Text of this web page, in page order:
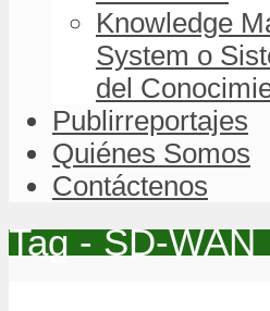
Knowledge
System o
del
Publirreportajes
Quiénes Somos
Contáctenos
Tag - SD-WAN